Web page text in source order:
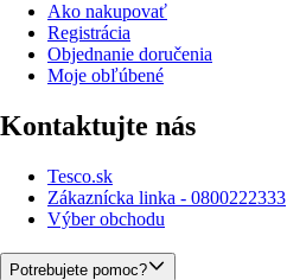
Ako nakupovať
Registrácia
Objednanie doručenia
Moje obľúbené
Kontaktujte nás
Tesco.sk
Zákaznícka linka - 0800222333
Výber obchodu
Potrebujete pomoc?